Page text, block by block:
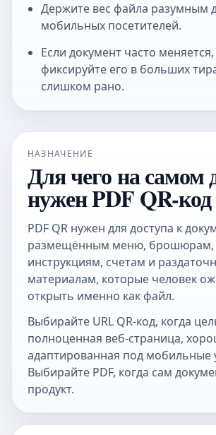
Держите вес файла разумным
мобильных посетителей.
Если документ часто
фиксируйте его в больших
слишком рано.
НАЗНАЧЕНИЕ
Для чего на самом
нужен PDF QR-код
PDF QR нужен для доступа к
размещённым меню, брошюрам,
инструкциям, счетам и
материалам, которые человек
открыть именно как файл.
Выбирайте URL QR-код, когда
полноценная веб-страница,
адаптированная под мобильные
Выбирайте PDF, когда сам
продукт.